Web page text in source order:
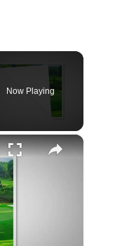
Now Playing
×